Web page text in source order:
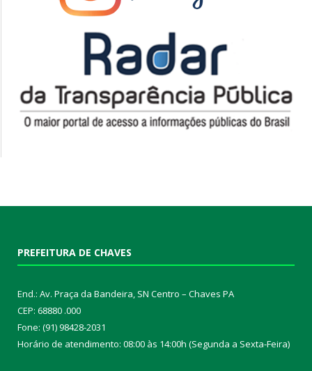
PREFEITURA DE CHAVES
End.: Av. Praça da Bandeira, SN Centro – Chaves PA
CEP: 68880 .000
Fone: (91) 98428-2031
Horário de atendimento: 08:00 às 14:00h (Segunda a Sexta-Feira)